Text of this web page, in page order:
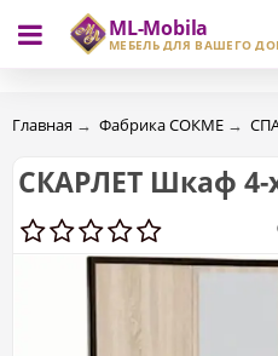
ML-Mobila
МЕБЕЛЬ ДЛЯ ВАШЕГО
RU RO
Главная → Фабрика СОКМЕ →
СКАРЛЕТ Шкаф 4-